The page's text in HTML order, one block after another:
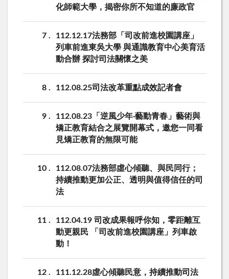
化師範大學，揭密你所不知道的廉政官
7
112.12.17法務部「司改前進校園講座」
列車前進東吳大學 與通識教育中心美育活
動合辦 探討司法關懷之美
8 112.08.25司法改革重點成效記者會
9
112.08.23「逆風少年‧藝動青春」藝術與
矯正教育結合之展覽開幕式，邀您一同看
見矯正教育的無限可能
10
112.08.07法務部虛心傾聽、與民同行；
持續推動更加公正、透明與值得信任的司
法
11
112.04.19 司改成果報呼你知，零距離互
動更親民 「司改前進校園講座」列車啟
動！
12
111.12.28虛心傾聽民意，持續推動司法